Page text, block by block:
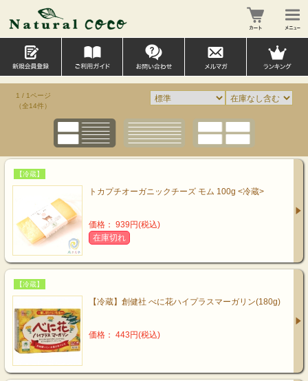
1 / 1ページ
（全14件）
【冷蔵】
トカプチオーガニックチーズ モム 100g <冷蔵>
価格： 939円(税込)
在庫切れ
【冷蔵】
【冷蔵】創健社 べに花ハイプラスマーガリン(180g)
価格： 443円(税込)